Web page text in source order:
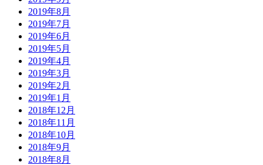
2019年8月
2019年7月
2019年6月
2019年5月
2019年4月
2019年3月
2019年2月
2019年1月
2018年12月
2018年11月
2018年10月
2018年9月
2018年8月